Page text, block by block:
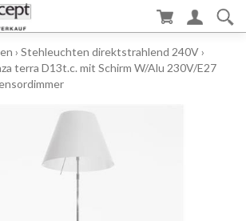
› Stehleuchten direktstrahlend 240V›
terra D13t.c. mit Schirm W/Alu 230V/E27